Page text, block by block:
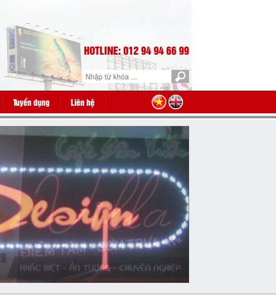
HOTLINE: 012 94 94 66 99
Tuyển dụng Liên hệ
Bảng hiệu quảng cáo giá rẻ,
hãy chọn Cty Mai Phú Thịnh
Bảng hiệu hiflex